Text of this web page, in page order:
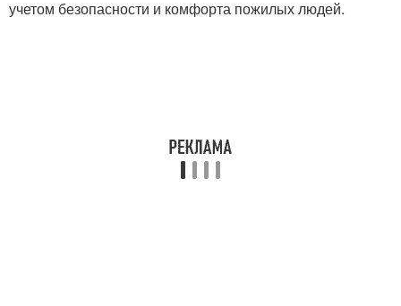
учетом безопасности и комфорта пожилых людей.